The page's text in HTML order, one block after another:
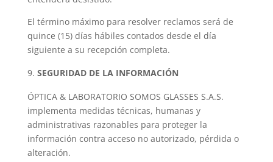
El término máximo para resolver reclamos será de
quince (15) días hábiles contados desde el día
siguiente a su recepción completa.
SEGURIDAD DE LA INFORMACIÓN
ÓPTICA & LABORATORIO SOMOS GLASSES S.A.S.
implementa medidas técnicas, humanas y
administrativas razonables para proteger la
información contra acceso no autorizado, pérdida o
alteración.